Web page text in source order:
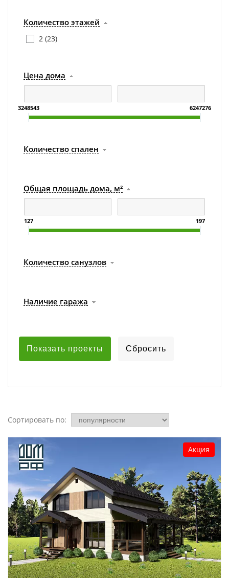
Количество этажей
2 (23)
Цена дома
3248543 6247276
Количество спален
Общая площадь дома, м²
127 197
Количество санузлов
Наличие гаража
Сортировать по:
Акция